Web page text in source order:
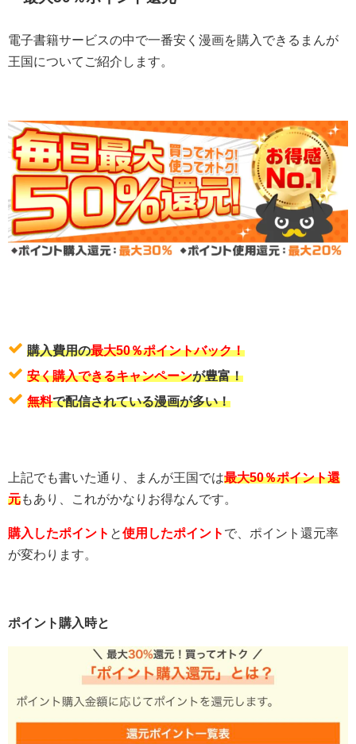
電子書籍サービスの中で一番安く漫画を購入できるまんが
王国についてご紹介します。
購入費用の最大50％ポイントバック！
安く購入できるキャンペーンが豊富！
無料で配信されている漫画が多い！
上記でも書いた通り、まんが王国では最大50％ポイント還
元もあり、これがかなりお得なんです。
購入したポイント と使用したポイント で、ポイント還元率
が変わります。
ポイント購入時と